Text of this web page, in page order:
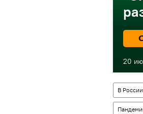
20
В России